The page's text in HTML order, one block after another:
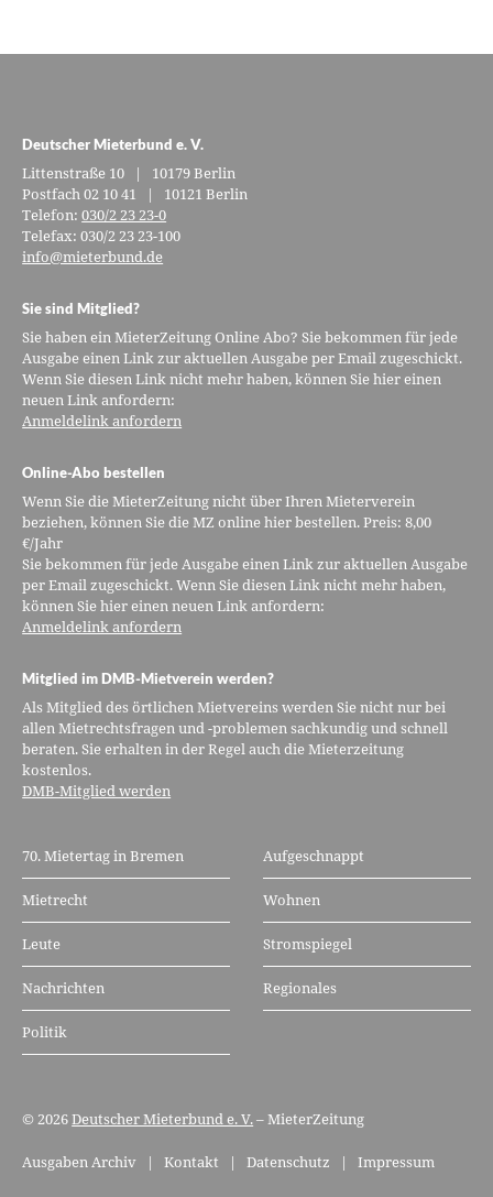
Deutscher Mieterbund e. V.
Littenstraße 10 | 10179 Berlin
Postfach 02 10 41 | 10121 Berlin
Telefon:030/2 23 23-0
Telefax: 030/2 23 23-100
info@mieterbund.de
Sie sind Mitglied?
Sie haben ein MieterZeitung Online Abo? Sie bekommen für jede
Ausgabe einen Link zur aktuellen Ausgabe per Email zugeschickt.
Wenn Sie diesen Link nicht mehr haben, können Sie hier einen
neuen Link anfordern:
Anmeldelink anfordern
Online-Abo bestellen
Wenn Sie die MieterZeitung nicht über Ihren Mieterverein
beziehen, können Sie die MZ online hier bestellen. Preis: 8,00
€/Jahr
Sie bekommen für jede Ausgabe einen Link zur aktuellen Ausgabe
per Email zugeschickt. Wenn Sie diesen Link nicht mehr haben,
können Sie hier einen neuen Link anfordern:
Anmeldelink anfordern
Mitglied im DMB-Mietverein werden?
Als Mitglied des örtlichen Mietvereins werden Sie nicht nur bei
allen Mietrechtsfragen und -problemen sachkundig und schnell
beraten. Sie erhalten in der Regel auch die Mieterzeitung
kostenlos.
DMB-Mitglied werden
70. Mietertag in Bremen
Mietrecht
Leute
Nachrichten
Politik
Aufgeschnappt
Wohnen
Stromspiegel
Regionales
© 2026Deutscher Mieterbund e. V.– MieterZeitung
Ausgaben Archiv |Kontakt |Datenschutz |Impressum